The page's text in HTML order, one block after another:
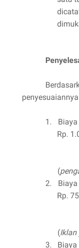
1.
Rp.
(
2.
Rp.
(Iklan
3.